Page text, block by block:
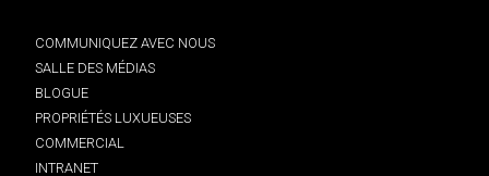
COMMUNIQUEZ AVEC NOUS
SALLE DES MÉDIAS
BLOGUE
PROPRIÉTÉS LUXUEUSES
COMMERCIAL
INTRANET